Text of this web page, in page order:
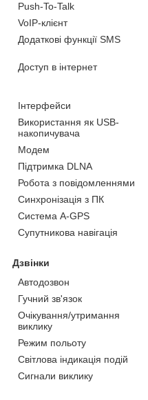
Push-To-Talk
VoIP-клієнт
Додаткові функції SMS
Доступ в інтернет
Інтерфейси
Використання як USB-
накопичувача
Модем
Підтримка DLNA
Робота з повідомленнями
Синхронізація з ПК
Система A-GPS
Супутникова навігація
Дзвінки
Автодозвон
Гучний зв'язок
Очікування/утримання
виклику
Режим польоту
Світлова індикація подій
Сигнали виклику